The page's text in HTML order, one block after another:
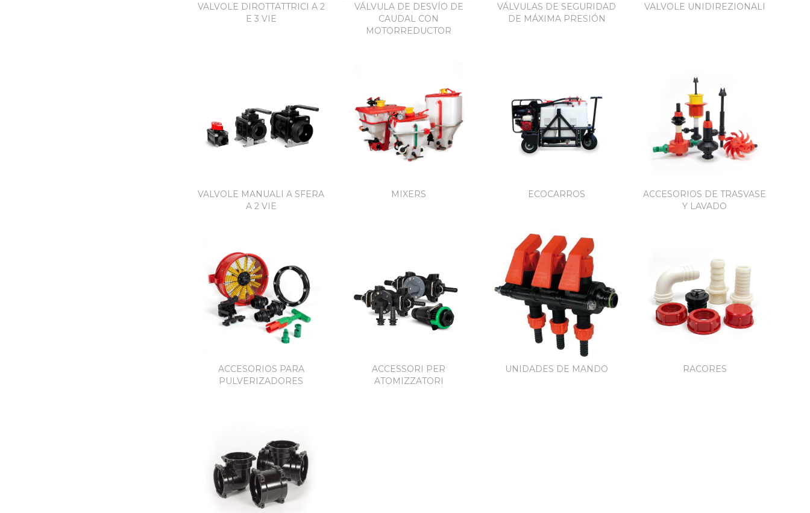
VALVOLE DIROTTATTRICI A 2
E 3 VIE
VÁLVULA DE DESVÍO DE
CAUDAL CON
MOTORREDUCTOR
VÁLVULAS DE SEGURIDAD
DE MÁXIMA PRESIÓN
VALVOLE UNIDIREZIONALI
VALVOLE MANUALI A SFERA
A 2 VIE
MIXERS ECOCARROS
ACCESORIOS DE TRASVASE
Y LAVADO
ACCESORIOS PARA
PULVERIZADORES
ACCESSORI PER
ATOMIZZATORI
UNIDADES DE MANDO RACORES